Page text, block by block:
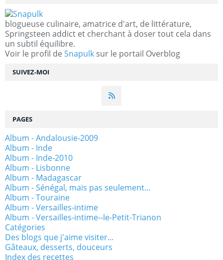
SUIVEZ-MOI
blogueuse culinaire, amatrice d'art, de littérature,
Springsteen addict et cherchant à doser tout cela dans
un subtil équilibre.
Voir le profil de Snapulk sur le portail Overblog
PAGES
Album - Andalousie-2009
Album - Inde
Album - Inde-2010
Album - Lisbonne
Album - Madagascar
Album - Sénégal, mais pas seulement...
Album - Touraine
Album - Versailles-intime
Album - Versailles-intime--le-Petit-Trianon
Catégories
Des blogs que j'aime visiter...
Gâteaux, desserts, douceurs
Index des recettes